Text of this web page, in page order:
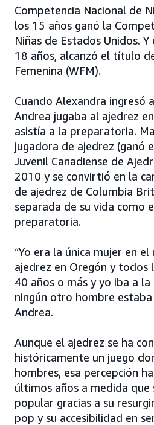
Competencia Nacional de
los 15 años ganó la
Niñas de Estados Unidos.
18 años, alcanzó el título
Femenina (WFM).
Cuando Alexandra ingresó
Andrea jugaba al ajedrez
asistía a la preparatoria.
jugadora de ajedrez (ganó
Juvenil Canadiense de
2010 y se convirtió en la
de ajedrez de Columbia
separada de su vida como
preparatoria.
“Yo era la única mujer en el
ajedrez en Oregón y todos
40 años o más y yo iba a
ningún otro hombre estaba
Andrea.
Aunque el ajedrez se ha
históricamente un juego
hombres, esa percepción
últimos años a medida que
popular gracias a su
pop y su accesibilidad en